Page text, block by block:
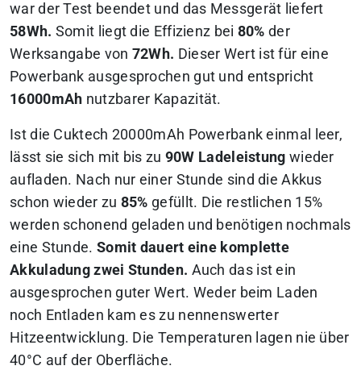
war der Test beendet und das Messgerät liefert
58Wh. Somit liegt die Effizienz bei 80% der
Werksangabe von 72Wh. Dieser Wert ist für eine
Powerbank ausgesprochen gut und entspricht
16000mAh nutzbarer Kapazität.
Ist die Cuktech 20000mAh Powerbank einmal leer,
lässt sie sich mit bis zu 90W Ladeleistung wieder
aufladen. Nach nur einer Stunde sind die Akkus
schon wieder zu 85% gefüllt. Die restlichen 15%
werden schonend geladen und benötigen nochmals
eine Stunde. Somit dauert eine komplette
Akkuladung zwei Stunden. Auch das ist ein
ausgesprochen guter Wert. Weder beim Laden
noch Entladen kam es zu nennenswerter
Hitzeentwicklung. Die Temperaturen lagen nie über
40°C auf der Oberfläche.